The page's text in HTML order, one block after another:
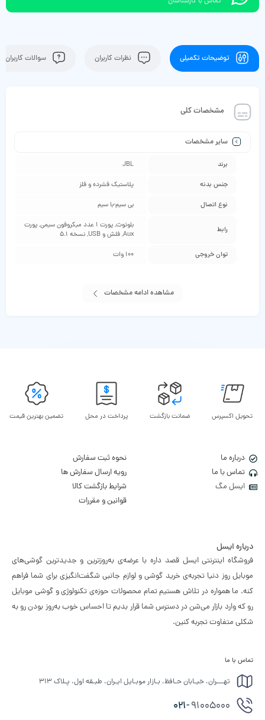
توضیحات تکمیلی نظرات کاربران سوالات کاربران
مشخصات کلی
سایر مشخصات
برند JBL
جنس بدنه پلاستیک فشرده و فلز
نوع اتصال بی سیم-با سیم
رابط
بلوتوث, پورت 1 عدد میکروفون سیمی, پورت
Aux, فلش و USB, نسخه 5.1
توان خروجی 100 وات
مشاهده ادامه مشخصات
تحویل اکسپرس ضمانت بازگشت پرداخت در محل تضمین بهترین قیمت
درباره ما
تماس با ما
ایسل مگ
نحوه ثبت سفارش
رویه ارسال سفارش ها
شرایط بازگشت کالا
قوانین و مقررات
درباره ایسل
فروشگاه اینترنتی ایسل قصد داره با عرضه‌ی به‌روزترین و جدیدترین گوشی‌های
موبایل روز دنیا تجربه‌ی خرید گوشی و لوازم جانبی شگفت‌انگیزی برای شما فراهم
کنه. ما همواره در تلاش هستیم تمام محصولات حوزه‌ی تکنولوژی و گوشی موبایل
رو که وارد بازار می‌شن در دسترس شما قرار بدیم تا احساس خوب به‌روز بودن رو به
شکلی متفاوت تجربه کنین.
تماس با ما
تهـــران، خیـابان حـافظ، بـازار موبـایل ایـران، طبـقه اول، پـلاک ۳۱۳
021-91005000